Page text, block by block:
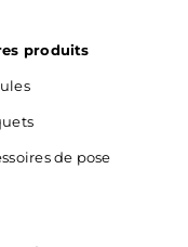
produits
de pose